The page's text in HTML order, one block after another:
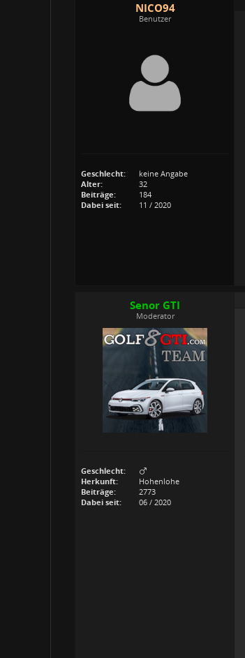
NICO94
Benutzer
Geschlecht:
keine Angabe
Alter:
32
Beiträge:
184
Dabei seit:
11 / 2020
Senor GTI
Moderator
Geschlecht:
Herkunft:
Hohenlohe
Beiträge:
2773
Dabei seit:
06 / 2020